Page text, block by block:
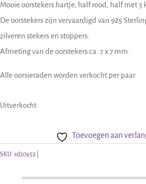
Mooie oorstekers hartje, half rood, half met 3
De oorstekers zijn vervaardigd van 925
zilveren stekers en stoppers.
Afmeting van de oorstekers ca. 7 x 7 mm.
Alle oorsieraden worden verkocht per paar.
Uitverkocht
Toevoegen aan
SKU: sd30952